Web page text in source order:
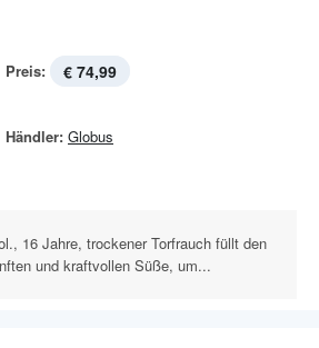
Preis: € 74,99
Händler: Globus
16 Jahre, trockener Torfrauch füllt den
und kraftvollen Süße, um...